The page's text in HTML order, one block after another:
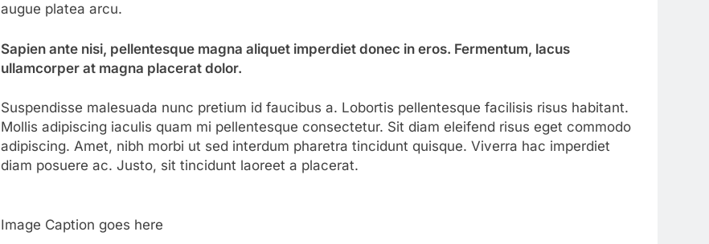
augue platea arcu.
Sapien ante nisi, pellentesque magna aliquet imperdiet donec in eros. Fermentum, lacus
ullamcorper at magna placerat dolor.
Suspendisse malesuada nunc pretium id faucibus a. Lobortis pellentesque facilisis risus habitant.
Mollis adipiscing iaculis quam mi pellentesque consectetur. Sit diam eleifend risus eget commodo
adipiscing. Amet, nibh morbi ut sed interdum pharetra tincidunt quisque. Viverra hac imperdiet
diam posuere ac. Justo, sit tincidunt laoreet a placerat.
Image Caption goes here